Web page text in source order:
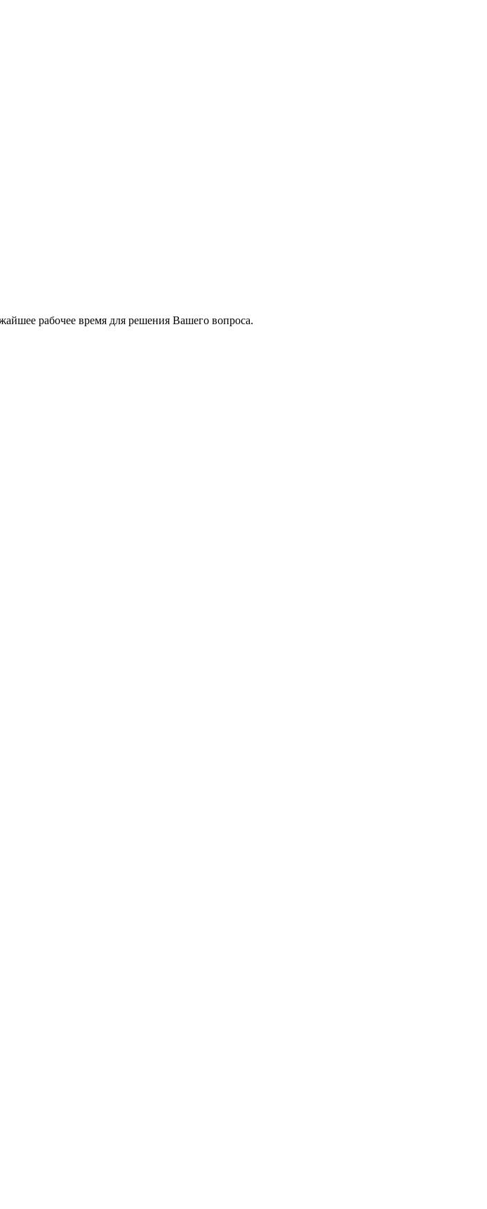
рабочее время для решения Вашего вопроса.